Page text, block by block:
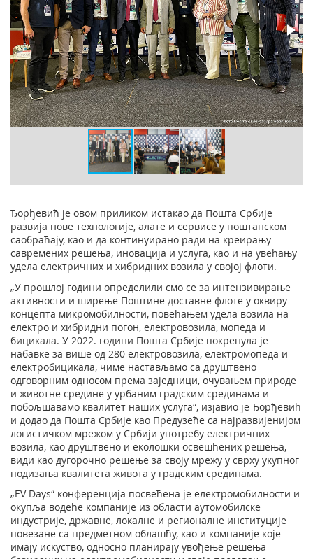
Ђорђевић је овом приликом истакао да Пошта Србије
развија нове технологије, алате и сервисе у поштанском
саобраћају, као и да континуирано ради на креирању
савремених решења, иновација и услуга, као и на увећању
удела електричних и хибридних возила у својој флоти.
„У прошлој години определили смо се за интензивирање
активности и ширење Поштине доставне флоте у оквиру
концепта микромобилности, повећањем удела возила на
електро и хибридни погон, електровозила, мопеда и
бицикала. У 2022. години Пошта Србије покренула је
набавке за више од 280 електровозила, електромопеда и
електробицикала, чиме настављамо са друштвено
одговорним односом према заједници, очувањем природе
и животне средине у урбаним градским срединама и
побољшавамо квалитет наших услуга“, изјавио је Ђорђевић
и додао да Пошта Србије као Предузеће са најразвијенијом
логистичком мрежом у Србији употребу електричних
возила, као друштвено и еколошки освешћених решења,
види као дугорочно решење за своју мрежу у сврху укупног
подизања квалитета живота у градским срединама.
„EV Days“ конференција посвећена je електромобилности и
окупља водеће компаније из области аутомобилске
индустрије, државне, локалне и регионалне институције
повезане са предметном облашћу, као и компаније које
имају искуство, односно планирају увођење решења